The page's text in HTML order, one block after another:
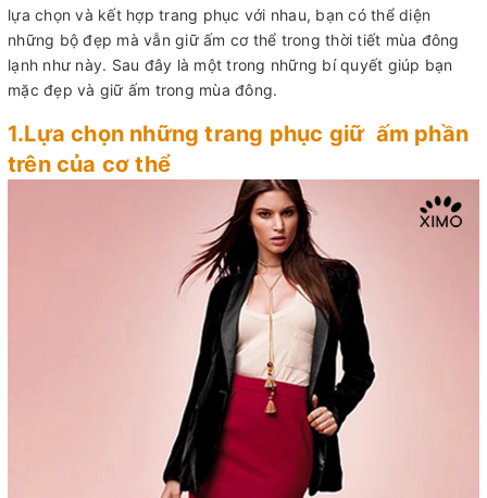
lựa chọn và kết hợp trang phục với nhau, bạn có thể diện
những bộ đẹp mà vẫn giữ ấm cơ thể trong thời tiết mùa đông
lạnh như này. Sau đây là một trong những bí quyết giúp bạn
mặc đẹp và giữ ấm trong mùa đông.
1.Lựa chọn những trang phục giữ ấm phần
trên của cơ thể